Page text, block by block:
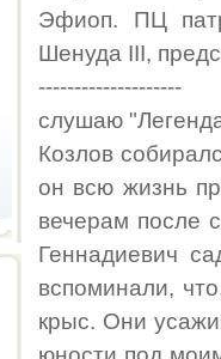
Эфиоп. ПЦ
Шенуда III,
--------------------
слушаю
Козлов
он всю жизнь
вечерам после
Геннадиевич
вспоминали,
крыс. Они